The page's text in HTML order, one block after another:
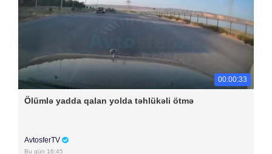
00:00:33
Ölümlə yadda qalan yolda təhlükəli ötmə
AvtosferTV
Bu gün 16:45